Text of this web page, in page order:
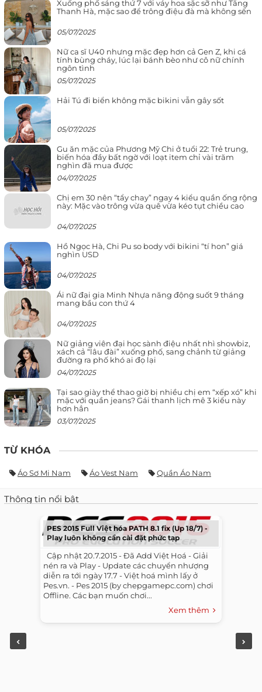
Xuống phố sáng thứ 7 với váy hoa sặc sỡ như Tăng
Thanh Hà, mặc sao để trông điệu đà mà không sến
05/07/2025
Nữ ca sĩ U40 nhưng mặc đẹp hơn cả Gen Z, khi cá
tính bùng cháy, lúc lại bánh bèo như cô nữ chính
ngôn tình
05/07/2025
Hải Tú đi biển không mặc bikini vẫn gây sốt
05/07/2025
Gu ăn mặc của Phương Mỹ Chi ở tuổi 22: Trẻ trung,
biến hóa đầy bất ngờ với loạt item chỉ vài trăm
nghìn đã mua được
04/07/2025
Chị em 30 nên “tẩy chay” ngay 4 kiểu quần ống rộng
này: Mặc vào trông vừa quê vừa kéo tụt chiều cao
04/07/2025
Hồ Ngọc Hà, Chi Pu so body với bikini “tí hon” giá
nghìn USD
04/07/2025
Ái nữ đại gia Minh Nhựa năng động suốt 9 tháng
mang bầu con thứ 4
04/07/2025
Nữ giảng viên đại học sành điệu nhất nhì showbiz,
xách cả “lâu đài” xuống phố, sang chảnh từ giảng
đường ra phố khó ai đọ lại
04/07/2025
Tại sao giày thể thao giờ bị nhiều chị em “xếp xó” khi
mặc với quần jeans? Gái thanh lịch mê 3 kiểu này
hơn hẳn
03/07/2025
TỪ KHÓA
Áo Sơ Mi Nam Áo Vest Nam Quần Áo Nam
Thông tin nổi bật
PES 2015 Full Việt hóa PATH 8.1 fix (Up 18/7) -
Play luôn không cần cài đặt phức tạp
​ ​ Cập nhật 20.7.2015 - Đã Add Việt Hoá - Giải
nén ra và Play - Update các chuyển nhượng
diễn ra tới ngày 17.7 - Việt hoá mình lấy ở
Pes.vn. - Pes 2015 (by chepgamepc.com) chơi
Offline. Các bạn muốn chơi...
Xem thêm